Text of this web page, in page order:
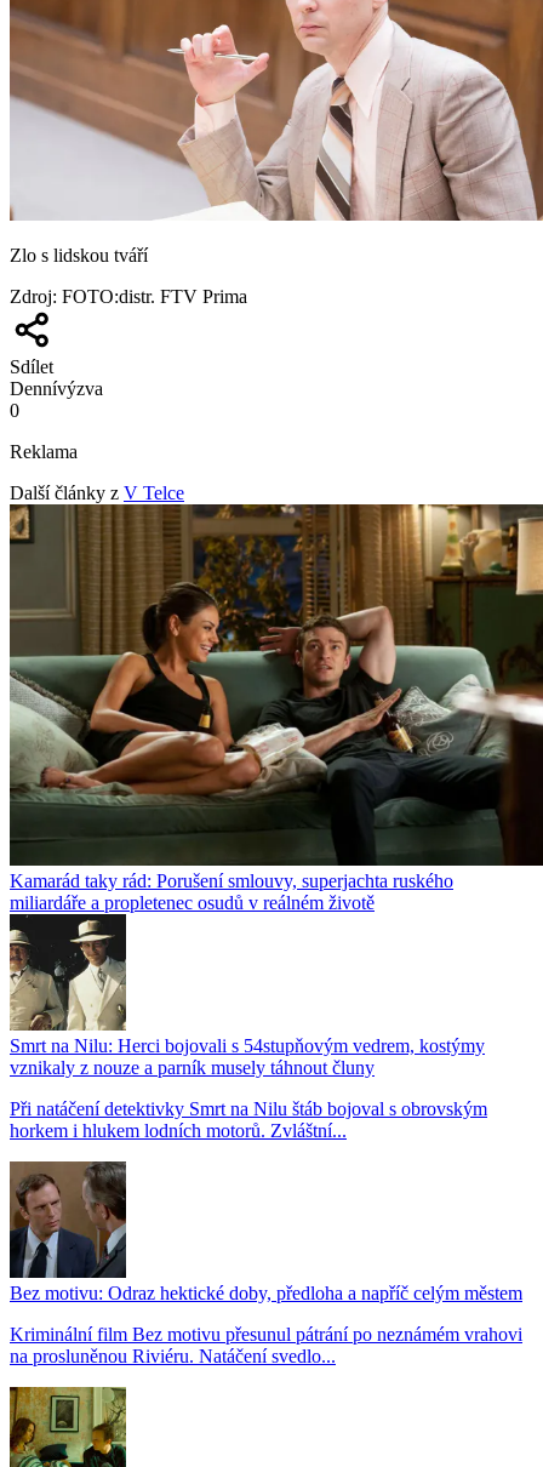
Zlo s lidskou tváří
Zdroj: FOTO:distr. FTV Prima
Sdílet
Dennívýzva
0
Reklama
Další články z V Telce
Kamarád taky rád: Porušení smlouvy, superjachta ruského
miliardáře a propletenec osudů v reálném životě
Smrt na Nilu: Herci bojovali s 54stupňovým vedrem, kostýmy
vznikaly z nouze a parník musely táhnout čluny
Při natáčení detektivky Smrt na Nilu štáb bojoval s obrovským
horkem i hlukem lodních motorů. Zvláštní...
Bez motivu: Odraz hektické doby, předloha a napříč celým městem
Kriminální film Bez motivu přesunul pátrání po neznámém vrahovi
na prosluněnou Riviéru. Natáčení svedlo...